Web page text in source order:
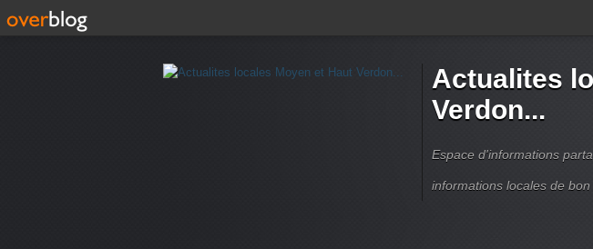
Actualites
Verdon...
Espace d'informations
informations locales de